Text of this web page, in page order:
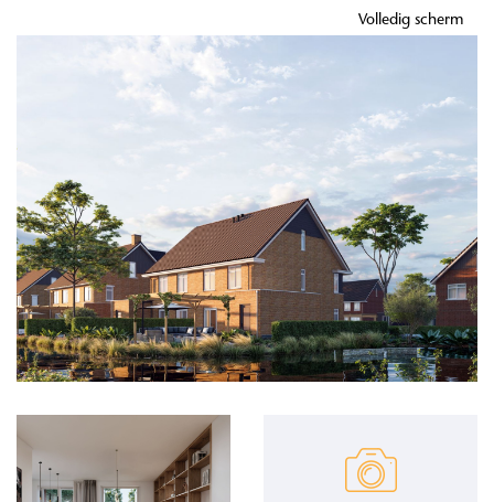
Volledig scherm